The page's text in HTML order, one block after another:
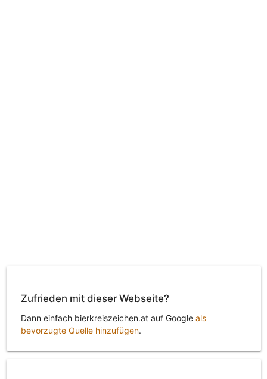
Zufrieden mit dieser Webseite?
Dann einfach bierkreiszeichen.at auf Google als
bevorzugte Quelle hinzufügen.